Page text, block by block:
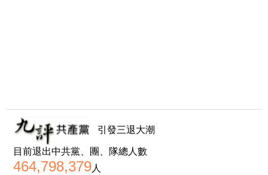
引發三退大潮
目前退出中共黨、團、隊總人數
464,798,379人